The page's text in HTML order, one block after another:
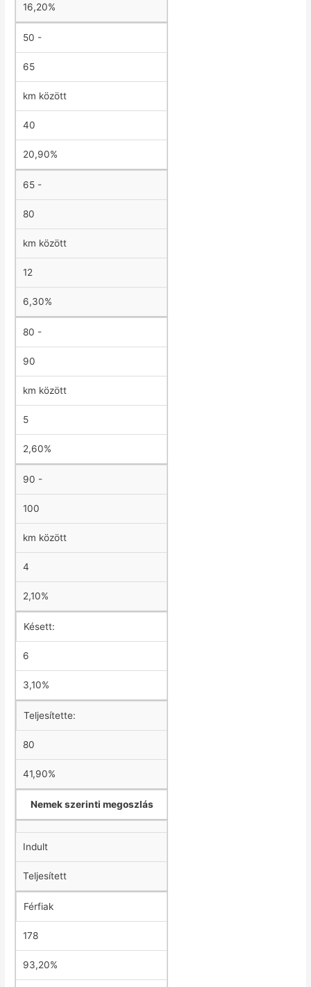
16,20%
50 -
65
km között
40
20,90%
65 -
80
km között
12
6,30%
80 -
90
km között
5
2,60%
90 -
100
km között
4
2,10%
Késett:
6
3,10%
Teljesítette:
80
41,90%
Nemek szerinti megoszlás
Indult
Teljesített
Férfiak
178
93,20%